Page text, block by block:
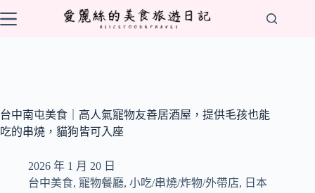
至
台中南屯美食｜高人氣寵物友善居酒屋，提供毛孩也能
吃的串燒，貓狗皆可入座
2026 年 1 月 20 日
台中美食, 寵物餐廳, 小吃/串燒/炸物/外帶店, 日本